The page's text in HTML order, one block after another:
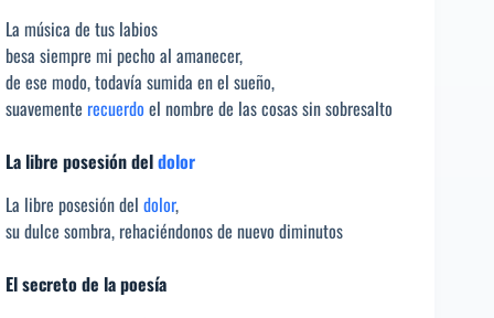
La música de tus labios
besa siempre mi pecho al amanecer,
de ese modo, todavía sumida en el sueño,
suavemente recuerdo el nombre de las cosas sin sobresalto
La libre posesión deldolor
La libre posesión del dolor,
su dulce sombra, rehaciéndonos de nuevo diminutos
El secreto de la poesía